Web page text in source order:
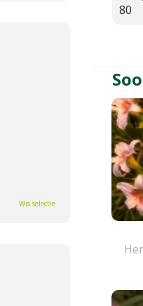
80
Wis selectie